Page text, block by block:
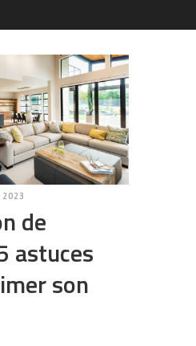
2023
de
astuces
son